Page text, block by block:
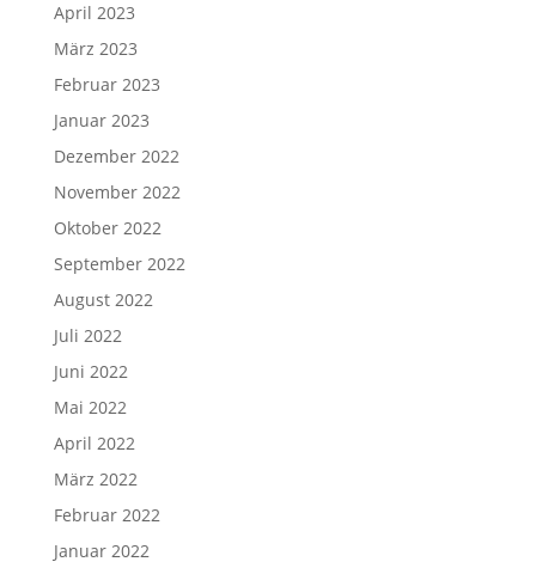
April 2023
März 2023
Februar 2023
Januar 2023
Dezember 2022
November 2022
Oktober 2022
September 2022
August 2022
Juli 2022
Juni 2022
Mai 2022
April 2022
März 2022
Februar 2022
Januar 2022